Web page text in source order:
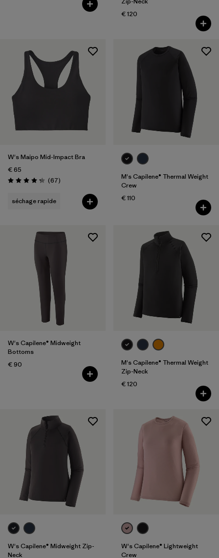
€ 120
W's Maipo Mid-Impact Bra
€ 65
Évaluation: 4.3 / 5
(67Avis
)
séchage rapide
M's Capilene® Thermal Weight
Crew
€ 110
W's Capilene® Midweight
Bottoms
€ 90
M's Capilene® Thermal Weight
Zip-Neck
€ 120
W's Capilene® Midweight Zip-
Neck
W's Capilene® Lightweight
Crew